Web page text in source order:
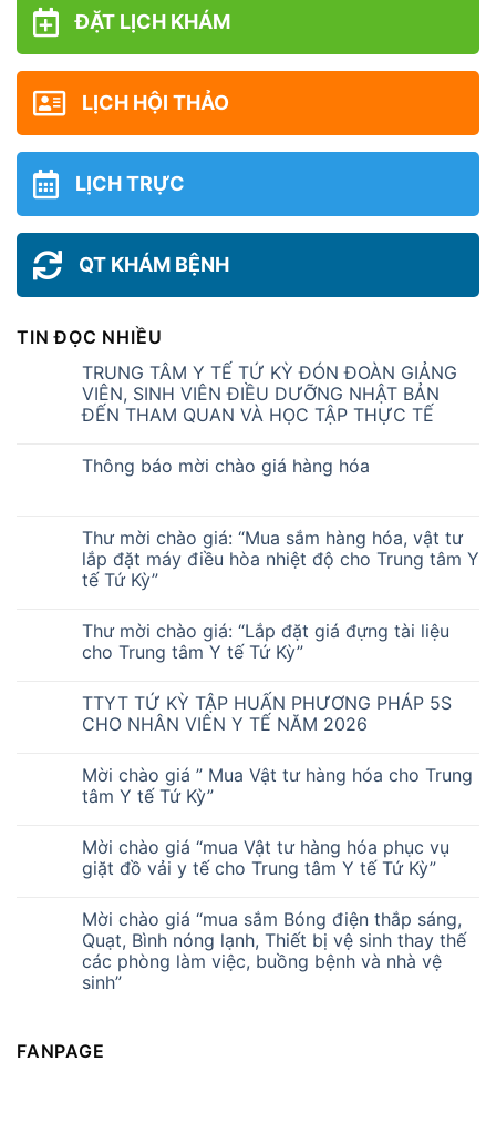
ĐẶT LỊCH KHÁM
LỊCH HỘI THẢO
LỊCH TRỰC
QT KHÁM BỆNH
TIN ĐỌC NHIỀU
TRUNG TÂM Y TẾ TỨ KỲ ĐÓN ĐOÀN GIẢNG
VIÊN, SINH VIÊN ĐIỀU DƯỠNG NHẬT BẢN
ĐẾN THAM QUAN VÀ HỌC TẬP THỰC TẾ
Thông báo mời chào giá hàng hóa
Thư mời chào giá: “Mua sắm hàng hóa, vật tư
lắp đặt máy điều hòa nhiệt độ cho Trung tâm Y
tế Tứ Kỳ”
Thư mời chào giá: “Lắp đặt giá đựng tài liệu
cho Trung tâm Y tế Tứ Kỳ”
TTYT TỨ KỲ TẬP HUẤN PHƯƠNG PHÁP 5S
CHO NHÂN VIÊN Y TẾ NĂM 2026
Mời chào giá ” Mua Vật tư hàng hóa cho Trung
tâm Y tế Tứ Kỳ”
Mời chào giá “mua Vật tư hàng hóa phục vụ
giặt đồ vải y tế cho Trung tâm Y tế Tứ Kỳ”
Mời chào giá “mua sắm Bóng điện thắp sáng,
Quạt, Bình nóng lạnh, Thiết bị vệ sinh thay thế
các phòng làm việc, buồng bệnh và nhà vệ
sinh”
FANPAGE